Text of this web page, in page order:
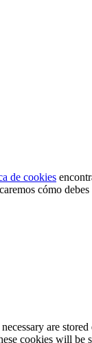
de cookies
cómo debes
are
cookies will